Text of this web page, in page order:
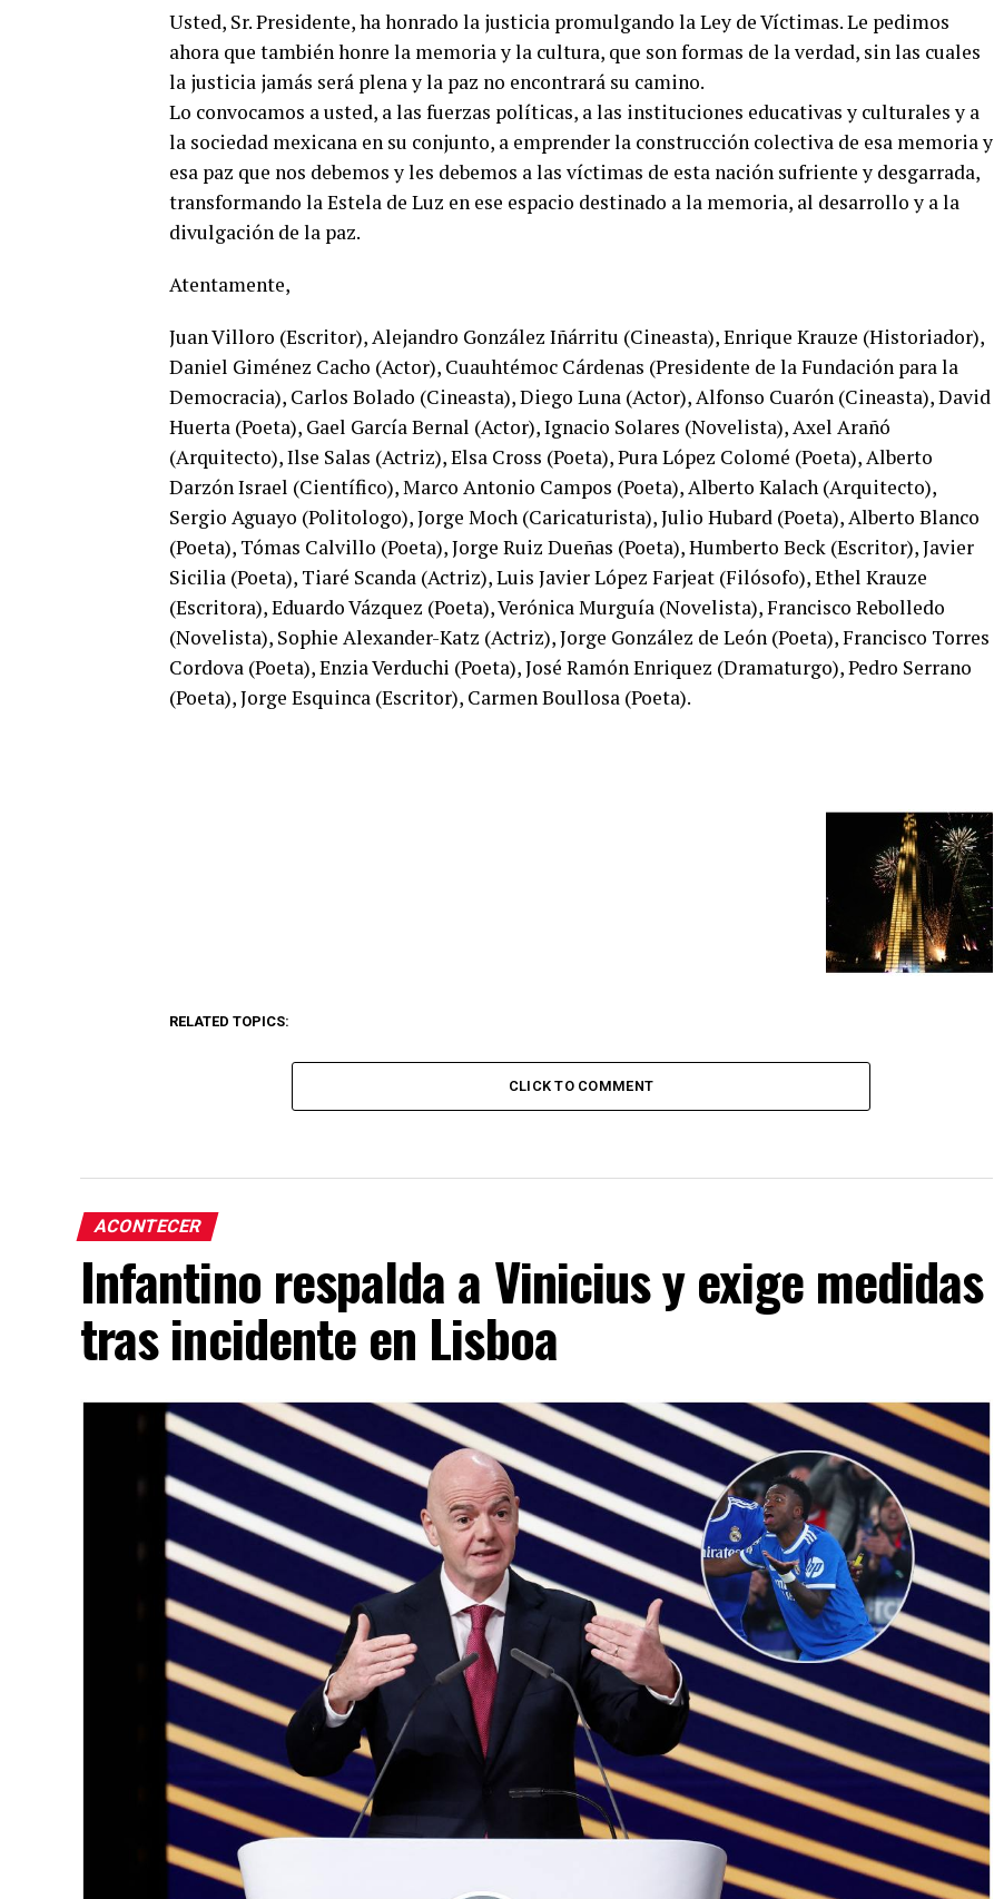
Usted, Sr. Presidente, ha honrado la justicia promulgando la Ley de Víctimas. Le pedimos
ahora que también honre la memoria y la cultura, que son formas de la verdad, sin las cuales
la justicia jamás será plena y la paz no encontrará su camino.
Lo convocamos a usted, a las fuerzas políticas, a las instituciones educativas y culturales y a
la sociedad mexicana en su conjunto, a emprender la construcción colectiva de esa memoria y
esa paz que nos debemos y les debemos a las víctimas de esta nación sufriente y desgarrada,
transformando la Estela de Luz en ese espacio destinado a la memoria, al desarrollo y a la
divulgación de la paz.
Atentamente,
Juan Villoro (Escritor), Alejandro González Iñárritu (Cineasta), Enrique Krauze (Historiador),
Daniel Giménez Cacho (Actor), Cuauhtémoc Cárdenas (Presidente de la Fundación para la
Democracia), Carlos Bolado (Cineasta), Diego Luna (Actor), Alfonso Cuarón (Cineasta), David
Huerta (Poeta), Gael García Bernal (Actor), Ignacio Solares (Novelista), Axel Arañó
(Arquitecto), Ilse Salas (Actriz), Elsa Cross (Poeta), Pura López Colomé (Poeta), Alberto
Darzón Israel (Científico), Marco Antonio Campos (Poeta), Alberto Kalach (Arquitecto),
Sergio Aguayo (Politologo), Jorge Moch (Caricaturista), Julio Hubard (Poeta), Alberto Blanco
(Poeta), Tómas Calvillo (Poeta), Jorge Ruiz Dueñas (Poeta), Humberto Beck (Escritor), Javier
Sicilia (Poeta), Tiaré Scanda (Actriz), Luis Javier López Farjeat (Filósofo), Ethel Krauze
(Escritora), Eduardo Vázquez (Poeta), Verónica Murguía (Novelista), Francisco Rebolledo
(Novelista), Sophie Alexander-Katz (Actriz), Jorge González de León (Poeta), Francisco Torres
Cordova (Poeta), Enzia Verduchi (Poeta), José Ramón Enriquez (Dramaturgo), Pedro Serrano
(Poeta), Jorge Esquinca (Escritor), Carmen Boullosa (Poeta).
RELATED TOPICS:
CLICK TO COMMENT
ACONTECER
Infantino respalda a Vinicius y exige medidas
tras incidente en Lisboa